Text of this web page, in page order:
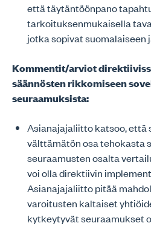
että täytäntöönpano
tarkoituksenmukaisella
jotka sopivat suomalaiseen
Kommentit/arviot
säännösten rikkomiseen
seuraamuksista:
Asianajajaliitto katsoo, että
välttämätön osa tehokasta
seuraamusten osalta
voi olla direktiivin
Asianajajaliitto pitää
varoitusten kaltaiset
kytkeytyvät seuraamukset